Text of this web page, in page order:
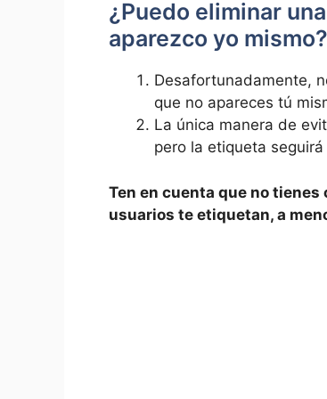
¿Puedo eliminar
aparezco yo mismo?
Desafortunadamente,
que no apareces tú
La única manera de
pero​ la etiqueta‌
Ten en cuenta que no
usuarios te etiquetan, a